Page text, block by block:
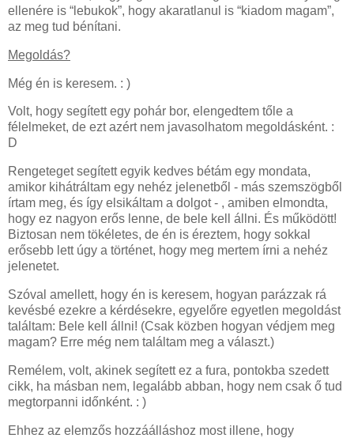
ellenére is “lebukok”, hogy akaratlanul is “kiadom magam”,
az meg tud bénítani.
Megoldás?
Még én is keresem. : )
Volt, hogy segített egy pohár bor, elengedtem tőle a
félelmeket, de ezt azért nem javasolhatom megoldásként. :
D
Rengeteget segített egyik kedves bétám egy mondata,
amikor kihátráltam egy nehéz jelenetből - más szemszögből
írtam meg, és így elsikáltam a dolgot - , amiben elmondta,
hogy ez nagyon erős lenne, de bele kell állni. És működött!
Biztosan nem tökéletes, de én is éreztem, hogy sokkal
erősebb lett úgy a történet, hogy meg mertem írni a nehéz
jelenetet.
Szóval amellett, hogy én is keresem, hogyan parázzak rá
kevésbé ezekre a kérdésekre, egyelőre egyetlen megoldást
találtam: Bele kell állni! (Csak közben hogyan védjem meg
magam? Erre még nem találtam meg a választ.)
Remélem, volt, akinek segített ez a fura, pontokba szedett
cikk, ha másban nem, legalább abban, hogy nem csak ő tud
megtorpanni időnként. : )
Ehhez az elemzős hozzáálláshoz most illene, hogy